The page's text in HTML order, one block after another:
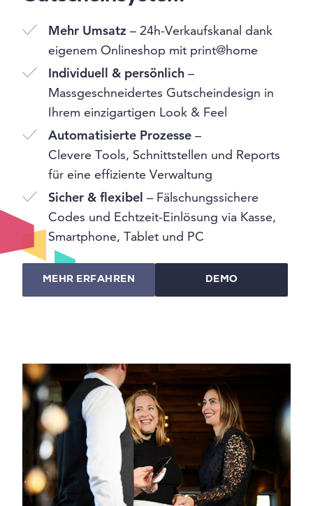
Mehr Umsatz – 24h-Verkaufskanal dank
eigenem Onlineshop mit print@home
Individuell & persönlich –
Massgeschneidertes Gutscheindesign in
Ihrem einzigartigen Look & Feel
Automatisierte Prozesse –
Clevere Tools, Schnittstellen und Reports
für eine effiziente Verwaltung
Sicher & flexibel – Fälschungssichere
Codes und Echtzeit-Einlösung via Kasse,
Smartphone, Tablet und PC
MEHR ERFAHREN DEMO